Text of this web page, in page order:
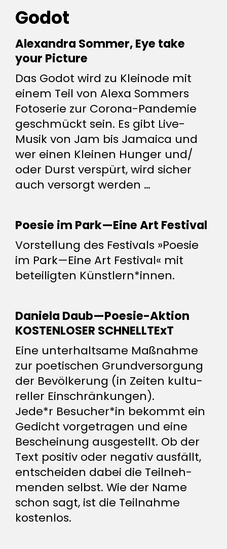
Godot
Alex­andra Sommer, Eye take
your Picture
Das Godot wird zu Kleinode mit
einem Teil von Alexa Som­mers
Foto­serie zur Corona-Pan­demie
geschmückt sein. Es gibt Live-
Musik von Jam bis Jamaica und
wer einen Kleinen Hunger und/​
oder Durst ver­spürt, wird sicher
auch ver­sorgt werden …
Poesie im Park—Eine Art Festival
Vor­stel­lung des Fes­ti­vals »Poesie
im Park—Eine Art Fes­tival« mit
betei­ligten Künstlern*innen.
Daniela Daub—Poesie-Aktion
KOS­TEN­LOSER SCHNELLTExT
Eine unter­halt­same Maß­nahme
zur poe­ti­schen Grund­ver­sor­gung
der Bevöl­ke­rung (in Zeiten kul­tu­
reller Einschränkungen).
Jede*r Besucher*in bekommt ein
Gedicht vor­ge­tragen und eine
Beschei­nung aus­ge­stellt. Ob der
Text positiv oder negativ aus­fällt,
ent­scheiden dabei die Teil­neh­
menden selbst. Wie der Name
schon sagt, ist die Teil­nahme
kostenlos.